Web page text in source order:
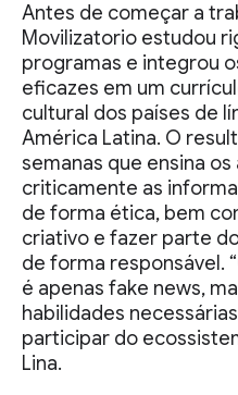
Antes de começar a
Movilizatorio estudou
programas e integrou
eficazes em um
cultural dos países de
América Latina. O
semanas que ensina os
criticamente as
de forma ética, bem
criativo e fazer parte
de forma responsável.
é apenas fake news,
habilidades
participar do
Lina.